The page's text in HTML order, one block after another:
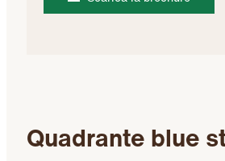
Quadrante blue